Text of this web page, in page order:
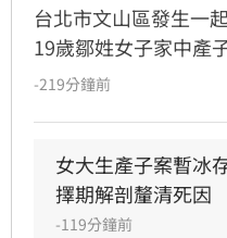
台北市文山區發生一
19歲鄒姓女子家中產
竟未報案，反而將屍
步尚無法確認男嬰死
檢察官複訊後，認定
有湮滅證據之虞，已
-219分鐘前
女大生產子案暫冰
擇期解剖釐清死因
-119分鐘前